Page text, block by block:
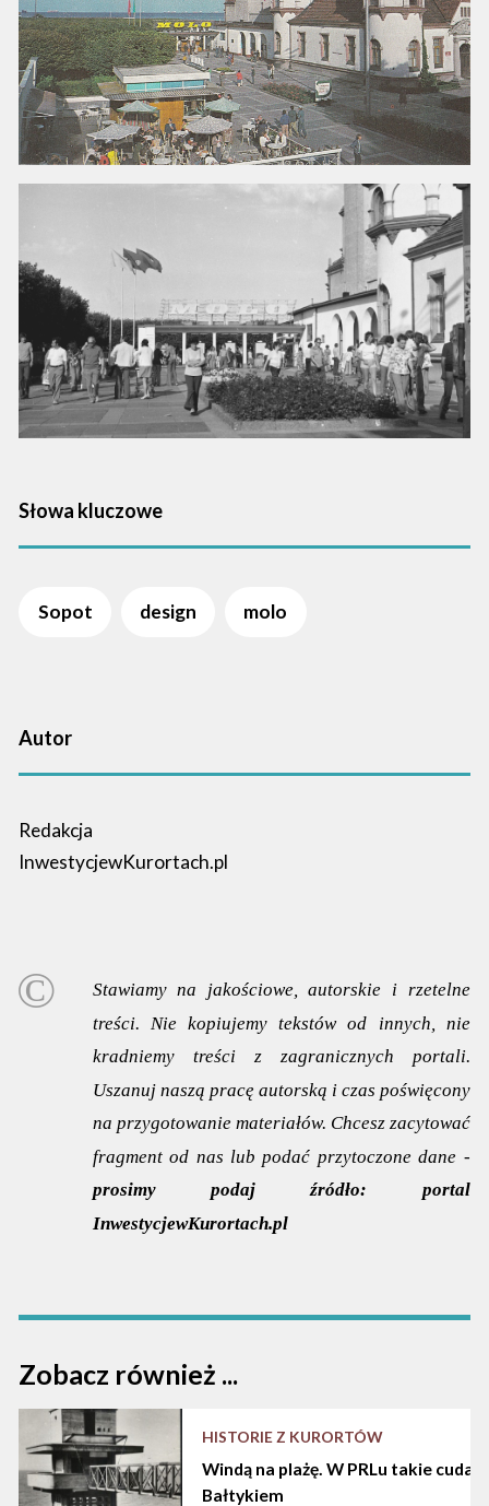
Słowa kluczowe
Sopot design molo
Autor
Redakcja
InwestycjewKurortach.pl
Stawiamy na jakościowe, autorskie i rzetelne
treści. Nie kopiujemy tekstów od innych, nie
kradniemy treści z zagranicznych portali.
Uszanuj naszą pracę autorską i czas poświęcony
na przygotowanie materiałów. Chcesz zacytować
fragment od nas lub podać przytoczone dane -
prosimy podaj źródło:
portal
InwestycjewKurortach.pl
Zobacz również ...
HISTORIE Z KURORTÓW
Windą na plażę. W PRLu takie cuda
Bałtykiem